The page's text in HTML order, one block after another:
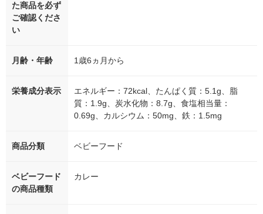
た商品を必ず
ご確認くださ
い
月齢・年齢 1歳6ヵ月から
栄養成分表示
エネルギー：72kcal、たんぱく質：5.1g、脂
質：1.9g、炭水化物：8.7g、食塩相当量：
0.69g、カルシウム：50mg、鉄：1.5mg
商品分類 ベビーフード
ベビーフード
の商品種類
カレー